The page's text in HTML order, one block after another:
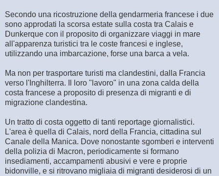
Secondo una ricostruzione della gendarmeria francese i due
sono approdati la scorsa estate sulla costa tra Calais e
Dunkerque con il proposito di organizzare viaggi in mare
all'apparenza turistici tra le coste francesi e inglese,
utilizzando una imbarcazione, forse una barca a vela.
Ma non per trasportare turisti ma clandestini, dalla Francia
verso l'Inghilterra. Il loro "lavoro" in una zona calda della
costa francese a proposito di presenza di migranti e di
migrazione clandestina.
Un tratto di costa oggetto di tanti reportage giornalistici.
L'area è quella di Calais, nord della Francia, cittadina sul
Canale della Manica. Dove nonostante sgomberi e interventi
della polizia di Macron, periodicamente si formano
insediamenti, accampamenti abusivi e vere e proprie
bidonville, e si ritrovano migliaia di migranti desiderosi di un